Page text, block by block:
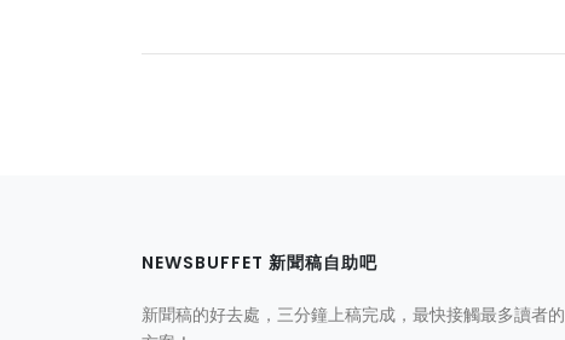
NEWSBUFFET 新聞稿自助吧
新聞稿的好去處，三分鐘上稿完成，最快接觸最多讀者的